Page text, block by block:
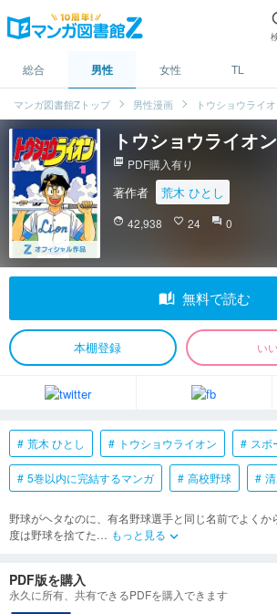
総合 男性 女性 TL
マンガ図書館Zトップ 男性漫画 トウショウライ
トウショウライオ
picture_as_pdf PDF購入有り
著作者 荒木 ひとし
face 42,938 favorite_border 24 question_answer 0
auto_stories 無料で読む
本棚登録 い
荒木 ひとし トウショウライオン スポ
5巻以内に完結するマンガ 高校野球
野球がヘタなのに、有名野球選手と同じ名前でよくか
度は野球を捨てた… もっと見る keyboard_arrow_down
PDF版を購入
永久に所有、共有できるPDFを購入できます